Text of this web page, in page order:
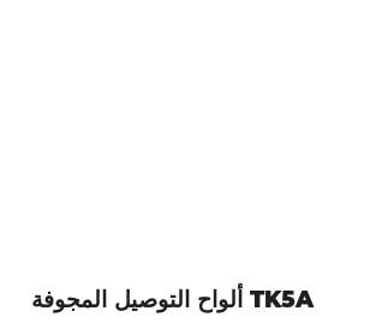
ألواح التوصيل المجوفة TK5A